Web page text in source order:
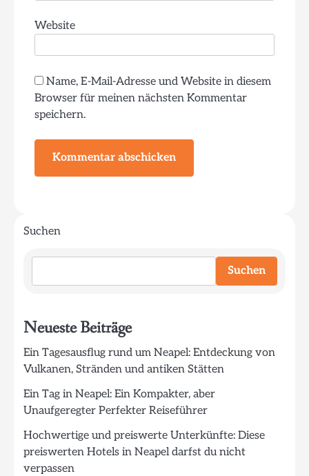
Website
Name, E-Mail-Adresse und Website in diesem
Browser für meinen nächsten Kommentar
speichern.
Suchen
Suchen
Neueste Beiträge
Ein Tagesausflug rund um Neapel: Entdeckung von
Vulkanen, Stränden und antiken Stätten
Ein Tag in Neapel: Ein Kompakter, aber
Unaufgeregter Perfekter Reiseführer
Hochwertige und preiswerte Unterkünfte: Diese
preiswerten Hotels in Neapel darfst du nicht
verpassen